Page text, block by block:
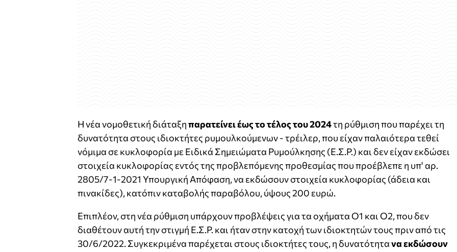
Η νέα νομοθετική διάταξηπαρατείνει έως το τέλος του 2024τη ρύθμιση που παρέχει τη
δυνατότητα στους ιδιοκτήτες ρυμουλκούμενων - τρέιλερ, που είχαν παλαιότερα τεθεί
νόμιμα σε κυκλοφορία με Ειδικά Σημειώματα Ρυμούλκησης (Ε.Σ.Ρ.) και δεν είχαν εκδώσει
στοιχεία κυκλοφορίας εντός της προβλεπόμενης προθεσμίας που προέβλεπε η υπ' αρ.
2805/7-1-2021 Υπουργική Απόφαση, να εκδώσουν στοιχεία κυκλοφορίας (άδεια και
πινακίδες), κατόπιν καταβολής παραβόλου, ύψους 200 ευρώ.
Επιπλέον, στη νέα ρύθμιση υπάρχουν προβλέψεις για τα οχήματα Ο1 και Ο2, που δεν
διαθέτουν αυτή την στιγμή Ε.Σ.Ρ. και ήταν στην κατοχή των ιδιοκτητών τους πριν από τις
30/6/2022. Συγκεκριμένα παρέχεται στους ιδιοκτήτες τους, η δυνατότητανα εκδώσουν